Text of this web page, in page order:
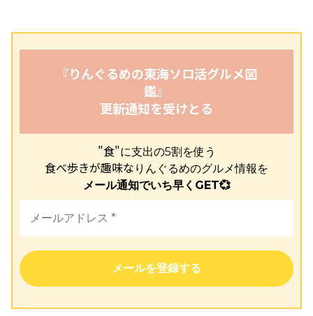
『りんぐるめの東海ソロ活グルメ図
鑑』
更新通知を受けとる
"食"に支出の5割を使う
食べ歩きが趣味な りんぐるめのグルメ情報を
メール通知でいち早くGET💞